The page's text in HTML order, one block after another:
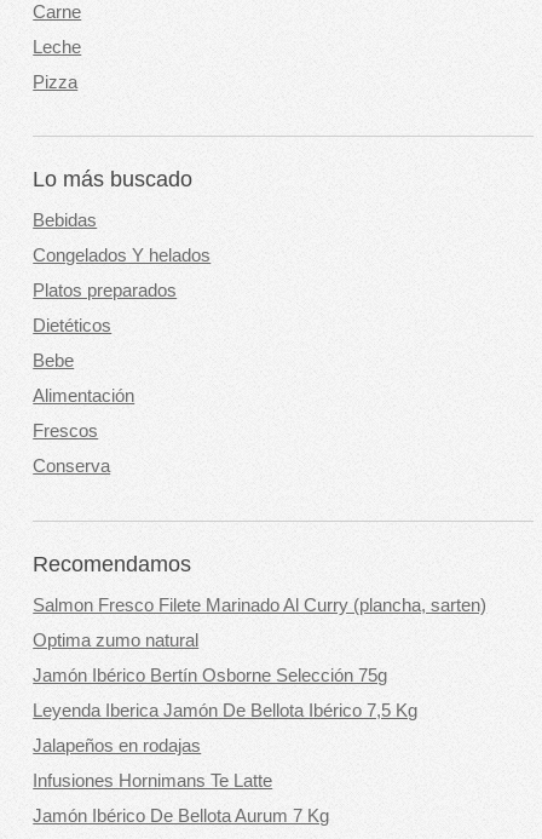
Carne
Leche
Pizza
Lo más buscado
Bebidas
Congelados Y helados
Platos preparados
Dietéticos
Bebe
Alimentación
Frescos
Conserva
Recomendamos
Salmon Fresco Filete Marinado Al Curry (plancha, sarten)
Optima zumo natural
Jamón Ibérico Bertín Osborne Selección 75g
Leyenda Iberica Jamón De Bellota Ibérico 7,5 Kg
Jalapeños en rodajas
Infusiones Hornimans Te Latte
Jamón Ibérico De Bellota Aurum 7 Kg